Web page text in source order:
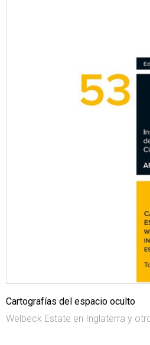
Cartografías del espacio oculto
Welbeck Estate en Inglaterra y